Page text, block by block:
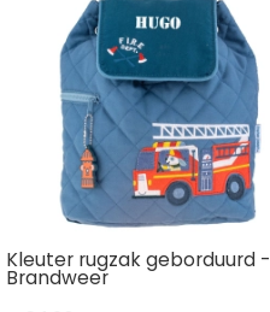
Kleuter rugzak geborduurd -
Brandweer